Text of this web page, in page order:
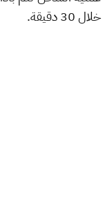
خلال 30 دقيقة.